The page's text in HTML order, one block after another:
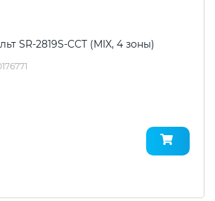
SR-2819S-CCT (MIX, 4 зоны)